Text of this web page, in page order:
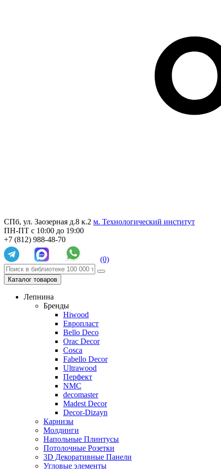
СПб, ул. Заозерная д.8 к.2 м. Технологический институт
ПН-ПТ с 10:00 до 19:00
+7 (812) 988-48-70
(0)
Каталог товаров
Лепнина
Бренды
Hiwood
Европласт
Bello Deco
Orac Decor
Cosca
Fabello Decor
Ultrawood
Перфект
NMC
decomaster
Madest Decor
Decor-Dizayn
Карнизы
Молдинги
Напольные Плинтусы
Потолочные Розетки
3D Декоративные Панели
Угловые элементы